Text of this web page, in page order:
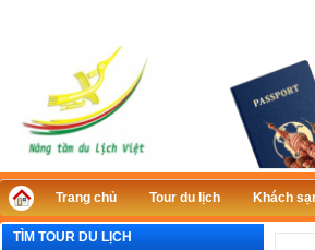
Trang chủ Tour du lịch Khách
TÌM TOUR DU LỊCH